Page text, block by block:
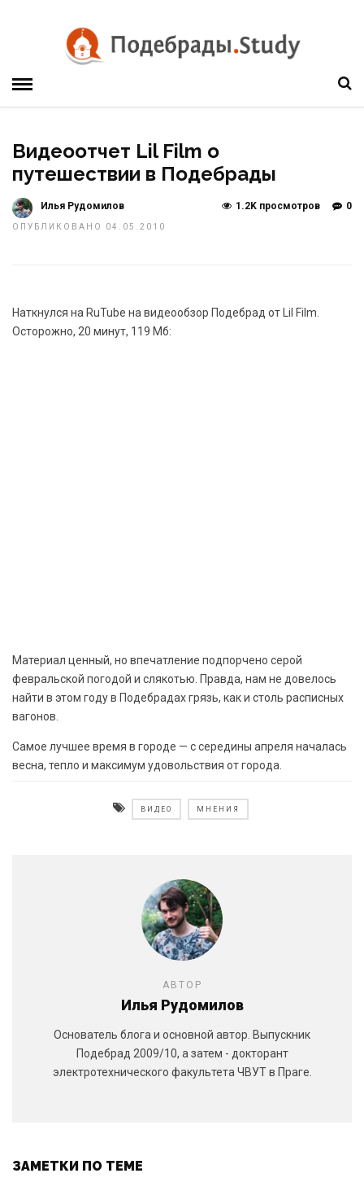
Видеоотчет Lil Film о
путешествии в Подебрады
Илья Рудомилов
ОПУБЛИКОВАНО 04.05.2010
0
1.2K просмотров
Наткнулся на RuTube на видеообзор Подебрад от Lil Film.
Осторожно, 20 минут, 119 Мб:
Материал ценный, но впечатление подпорчено серой
февральской погодой и слякотью. Правда, нам не довелось
найти в этом году в Подебрадах грязь, как и столь расписных
вагонов.
Самое лучшее время в городе — с середины апреля началась
весна, тепло и максимум удовольствия от города.
ВИДЕО МНЕНИЯ
АВТОР
Илья Рудомилов
Основатель блога и основной автор. Выпускник
Подебрад 2009/10, а затем - докторант
электротехнического факультета ЧВУТ в Праге.
ЗАМЕТКИ ПО ТЕМЕ